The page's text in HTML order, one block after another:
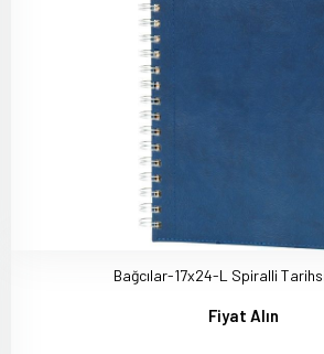
Bağcılar-17x24-L Spiralli
Fiyat Alın